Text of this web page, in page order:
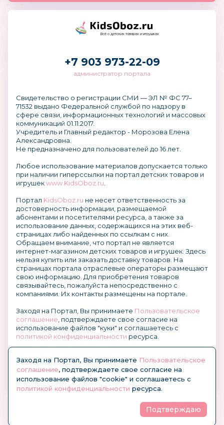
Всё о детских товарах и игрушках
+7 903 973-22-09
администратор портала
Свидетельство о регистрации СМИ — ЭЛ № ФС 77–
71532 выдано Федеральной службой по надзору в
сфере связи, информационных технологий и массовых
коммуникаций 01.11.2017.
Учредитель и Главный редактор - Морозова Елена
Александровна.
Не предназначено для пользователей до 16 лет.
Любое использование материалов допускается только
при наличии гиперссылки на портал детских товаров и
игрушекwww.KidsOboz.ru
Портал KidsOboz.ru не несет ответственность за
достоверность информации, размещаемой
абонентами и посетителями ресурса, а также за
использование данных, содержащихся на этих веб-
страницах либо найденных по ссылкам с них.
Обращаем внимание, что портал не является
интернет-магазином детских товаров и игрушек. Здесь
нельзя купить или заказать доставку товаров. На
страницах портала отраслевые операторы размещают
свою информацию. Для приобретения товаров
связывайтесь, пожалуйста непосредственно с
компаниями. Их контакты размещены на портале.
Заходя на Портал, Вы принимаете Пользовательское
соглашение , подтверждаете свое согласие на
использование файлов "куки" и соглашаетесь с
политикой конфиденциальности ресурса.
© KidsOboz.RU 2004-2026
Заходя на Портал, Вы принимаете Пользовательское
соглашение, подтверждаете свое согласие на
использование файлов "cookie" и соглашаетесь с
политикой конфиденциальности ресурса.
Подтверждаю